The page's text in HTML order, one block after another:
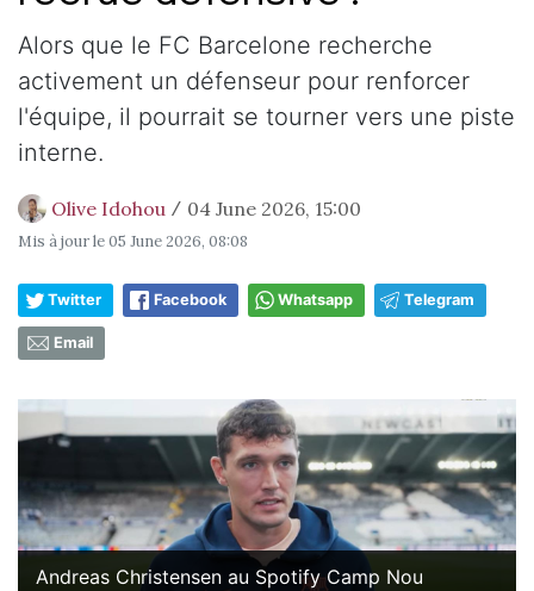
Alors que le FC Barcelone recherche
activement un défenseur pour renforcer
l'équipe, il pourrait se tourner vers une piste
interne.
Olive Idohou / 04 June 2026, 15:00
Mis à jour le05 June 2026, 08:08
Twitter Facebook Whatsapp Telegram
Email
Andreas Christensen au Spotify Camp Nou